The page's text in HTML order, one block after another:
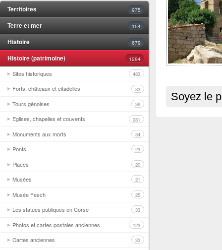
Territoires 975
Terre et mer 154
Histoire 679
Histoire (patrimoine) 1294
Sites historiques 483
Forts, châteaux et citadelles 33
Tours génoises 39
Eglises, chapelles et couvents 281
Monuments aux morts 34
Ponts 23
Places 20
Musées 21
Musée Fesch 25
Les statues publiques en Corse 33
Photos et cartes postales anciennes 123
Cartes anciennes 33
Soyez le